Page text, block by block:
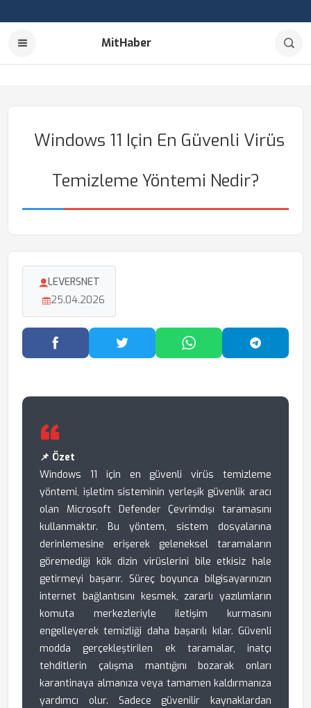
MitHaber
Windows 11 Için En Güvenli Virüs
Temizleme Yöntemi Nedir?
LEVERSNET
25.04.2026
Facebook'ta PaylaşTwitter'da PaylaşWhatsApp'ta Paylaş
📌 Özet
Windows 11 için en güvenli virüs temizleme
yöntemi, işletim sisteminin yerleşik güvenlik aracı
olan Microsoft Defender Çevrimdışı taramasını
kullanmaktır. Bu yöntem, sistem dosyalarına
derinlemesine erişerek geleneksel taramaların
göremediği kök dizin virüslerini bile etkisiz hale
getirmeyi başarır. Süreç boyunca bilgisayarınızın
internet bağlantısını kesmek, zararlı yazılımların
komuta merkezleriyle iletişim kurmasını
engelleyerek temizliği daha başarılı kılar. Güvenli
modda gerçekleştirilen ek taramalar, inatçı
tehditlerin çalışma mantığını bozarak onları
karantinaya almanıza veya tamamen kaldırmanıza
yardımcı olur. Sadece güvenilir kaynaklardan